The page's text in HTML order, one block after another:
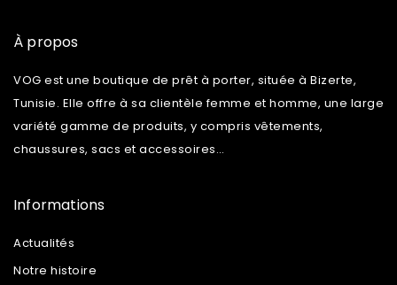
À propos
VOG est une boutique de prêt à porter, située à Bizerte,
Tunisie. Elle offre à sa clientèle femme et homme, une large
variété gamme de produits, y compris vêtements,
chaussures, sacs et accessoires…
Informations
Actualités
Notre histoire